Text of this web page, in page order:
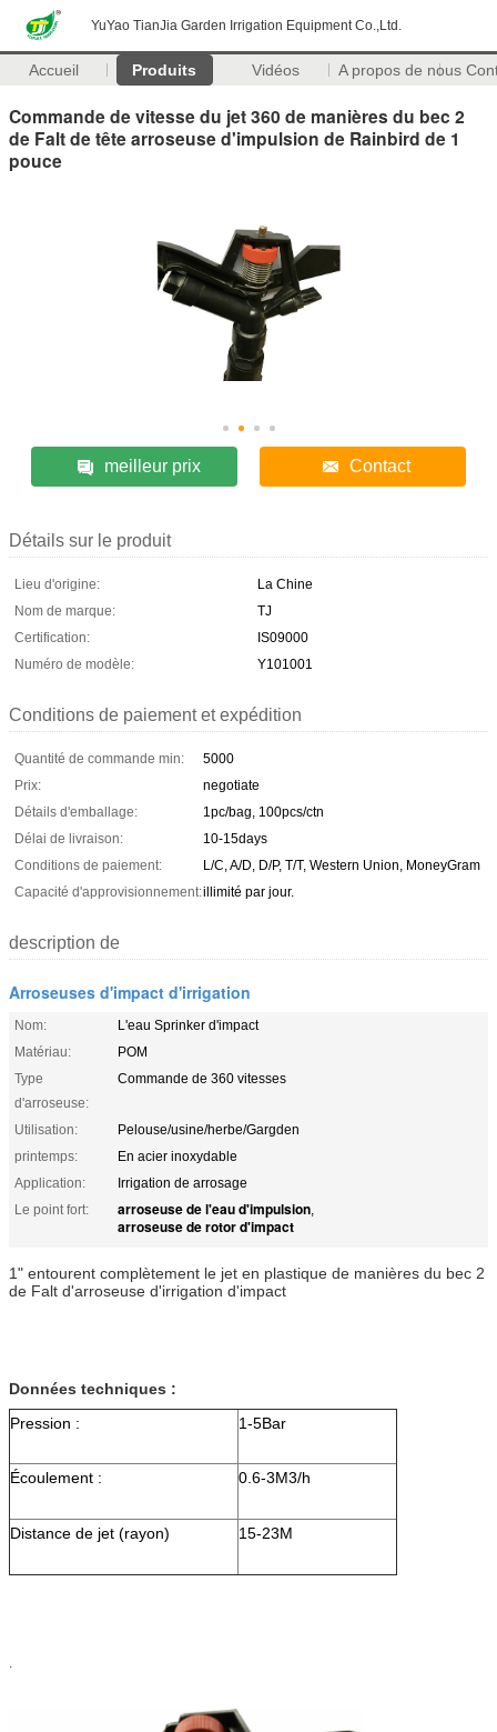
YuYao TianJia Garden Irrigation Equipment Co.,Ltd.
Accueil Produits Vidéos A propos de nous
Commande de vitesse du jet 360 de manières du bec 2
de Falt de tête arroseuse d'impulsion de Rainbird de 1
pouce
meilleur prix Contact
Détails sur le produit
Lieu d'origine:
La Chine
Nom de marque:
TJ
Certification:
IS09000
Numéro de modèle:
Y101001
Conditions de paiement et expédition
Quantité de commande min:
5000
Prix:
negotiate
Détails d'emballage:
1pc/bag, 100pcs/ctn
Délai de livraison:
10-15days
Conditions de paiement:
L/C, A/D, D/P, T/T, Western Union, MoneyGram
Capacité d'approvisionnement:illimité par jour.
description de
Arroseuses d'impact d'irrigation
Nom:
L'eau Sprinker d'impact
Matériau:
POM
Type
d'arroseuse:
Commande de 360 vitesses
Utilisation:
Pelouse/usine/herbe/Gargden
printemps:
En acier inoxydable
Application:
Irrigation de arrosage
Le point fort:
arroseuse de l'eau d'impulsion,
arroseuse de rotor d'impact
1" entourent complètement le jet en plastique de manières du bec 2
de Falt d'arroseuse d'irrigation d'impact
Données techniques :
Pression :
1-5Bar
Écoulement : 0.6-3M3/h
Distance de jet (rayon) 15-23M
.